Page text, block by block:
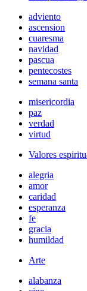
adviento
ascension
cuaresma
navidad
pascua
pentecostes
semana santa
misericordia
paz
verdad
virtud
Valores
alegria
amor
caridad
esperanza
fe
gracia
humildad
Arte
alabanza